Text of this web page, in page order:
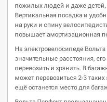
пожилых людей и даже детей,
Вертикальная посадка и
на руки и спину
повышает амортизационная
На электровелосипеде
значительные расстояния,
перевозить и хранить. В
может перевозиться 2-3
ещё останется место для